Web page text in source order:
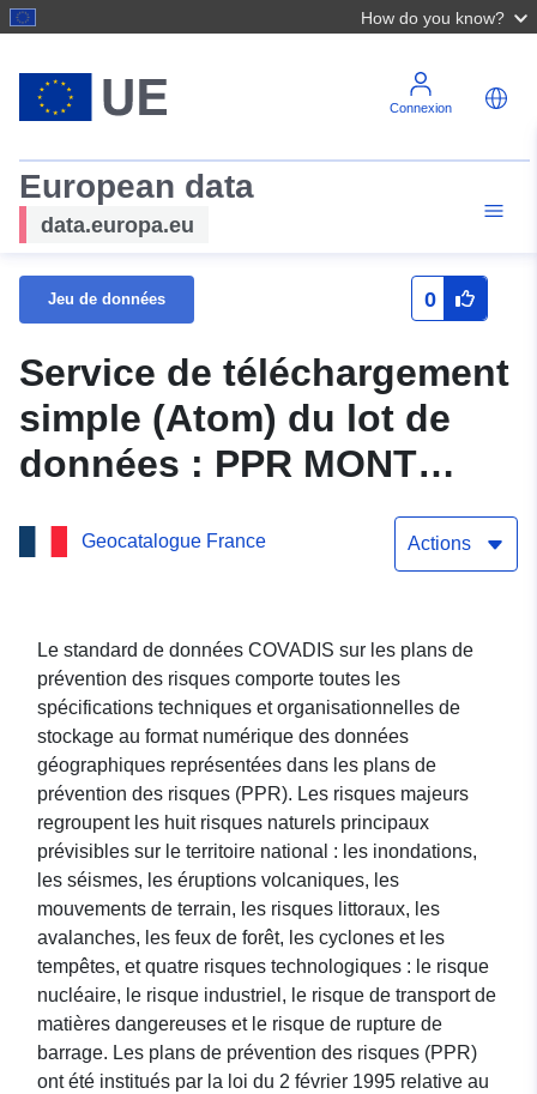
How do you know?
Connexion
European data
data.europa.eu
Jeu de données 0
Service de téléchargement
simple (Atom) du lot de
données : PPR MONT
(64DDTM20080007) - Plan
de Prévention des risques
commune de MONT
(64396) - département des
Pyrénées-Atlantiques
Geocatalogue France Actions
Le standard de données COVADIS sur les plans de
prévention des risques comporte toutes les
spécifications techniques et organisationnelles de
stockage au format numérique des données
géographiques représentées dans les plans de
prévention des risques (PPR). Les risques majeurs
regroupent les huit risques naturels principaux
prévisibles sur le territoire national : les inondations,
les séismes, les éruptions volcaniques, les
mouvements de terrain, les risques littoraux, les
avalanches, les feux de forêt, les cyclones et les
tempêtes, et quatre risques technologiques : le risque
nucléaire, le risque industriel, le risque de transport de
matières dangereuses et le risque de rupture de
barrage. Les plans de prévention des risques (PPR)
ont été institués par la loi du 2 février 1995 relative au